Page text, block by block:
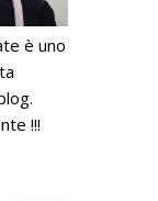
è uno
!!!